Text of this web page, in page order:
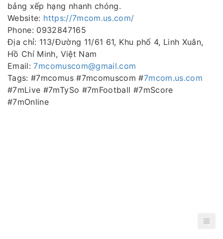
bảng xếp hạng nhanh chóng.
Website: https://7mcom.us.com/
Phone: 0932847165
Địa chỉ: 113/Đường 11/61 61, Khu phố 4, Linh Xuân,
Hồ Chí Minh, Việt Nam
Email:7mcomuscom@gmail.com
Tags: #7mcomus #7mcomuscom #7mcom.us.com
#7mLive #7mTySo #7mFootball #7mScore
#7mOnline